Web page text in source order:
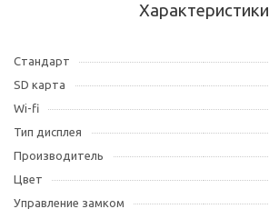
Характеристики
Cтандарт
SD карта
Wi-fi
Тип дисплея
Производитель
Цвет
Управление замком